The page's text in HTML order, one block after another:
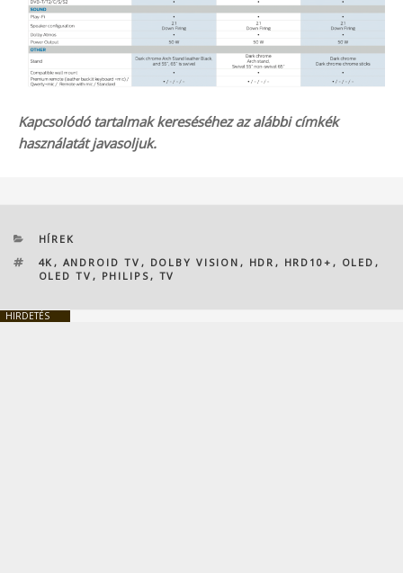
Kapcsolódó tartalmak kereséséhez az alábbi címkék
használatát javasoljuk.
KATEGÓRIÁK
HÍREK
CÍMKÉK
4K , ANDROID TV , DOLBY VISION , HDR , HRD10+ , OLED ,
OLED TV , PHILIPS , TV
HIRDETÉS